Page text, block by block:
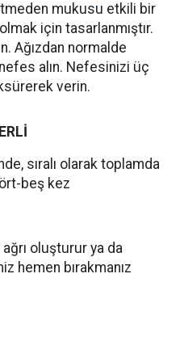
mukusu etkili bir
için tasarlanmıştır.
Ağızdan normalde
alın. Nefesinizi üç
verin.
sıralı olarak toplamda
beş kez
oluşturur ya da
hemen bırakmanız